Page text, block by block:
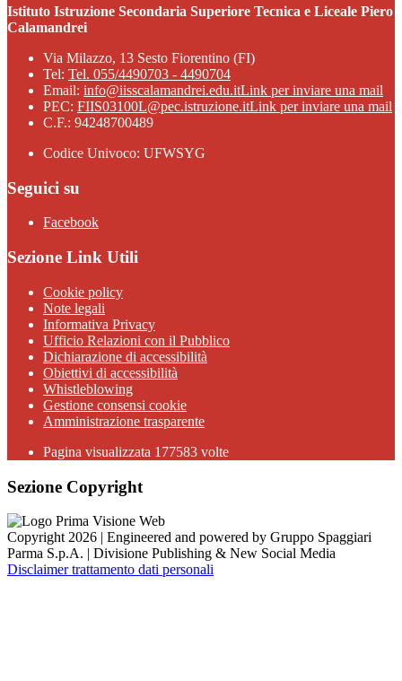
Istituto Istruzione Secondaria Superiore Tecnica e Liceale Piero
Calamandrei
Via Milazzo, 13 Sesto Fiorentino (FI)
Tel: Tel. 055/4490703 - 4490704
Email: info@iisscalamandrei.edu.itLink per inviare una mail
PEC: FIIS03100L@pec.istruzione.itLink per inviare una mail
C.F.: 94248700489
Codice Univoco: UFWSYG
Seguici su
Facebook
Sezione Link Utili
Cookie policy
Note legali
Informativa Privacy
Ufficio Relazioni con il Pubblico
Dichiarazione di accessibilità
Obiettivi di accessibilità
Whistleblowing
Gestione consensi cookie
Amministrazione trasparente
Pagina visualizzata 177583 volte
Sezione Copyright
Copyright 2026 | Engineered and powered by Gruppo Spaggiari
Parma S.p.A. | Divisione Publishing & New Social Media
Disclaimer trattamento dati personali